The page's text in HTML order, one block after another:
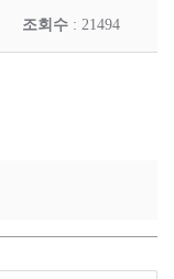
조회수 : 21494